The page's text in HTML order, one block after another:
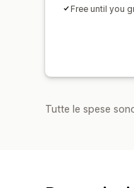
Free until you
Tutte le spese